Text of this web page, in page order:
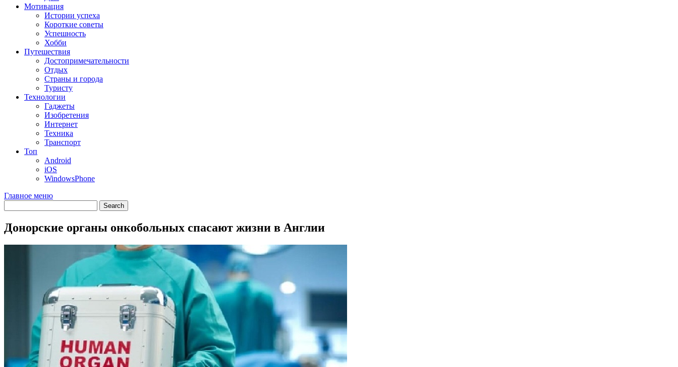
Мотивация
Истории успеха
Короткие советы
Успешность
Хобби
Путешествия
Достопримечательности
Отдых
Страны и города
Туристу
Технологии
Гаджеты
Изобретения
Интернет
Техника
Транспорт
Топ
Android
iOS
WindowsPhone
Главное меню
Донорские органы онкобольных спасают жизни в Англии